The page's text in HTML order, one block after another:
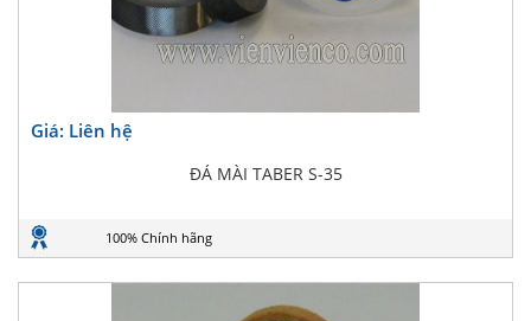
Giá: Liên hệ
ĐÁ MÀI TABER S-35
100% Chính hãng